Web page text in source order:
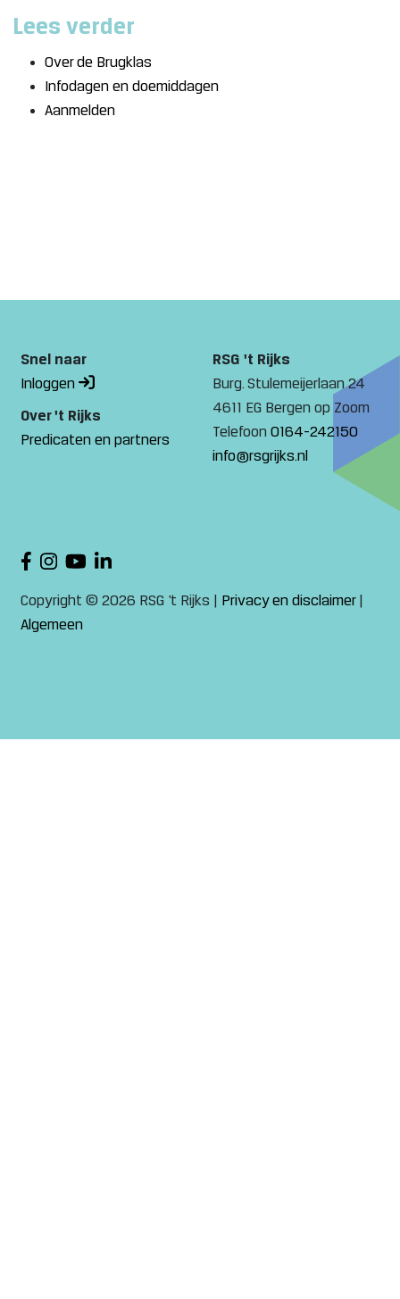
Lees verder
Over de Brugklas
Infodagen en doemiddagen
Aanmelden
Snel naar
Inloggen
Over 't Rijks
Predicaten en partners
RSG 't Rijks
Burg. Stulemeijerlaan 24
4611 EG Bergen op Zoom
Telefoon 0164-242150
info@rsgrijks.nl
Copyright © 2026 RSG ‘t Rijks | Privacy en disclaimer|
Algemeen